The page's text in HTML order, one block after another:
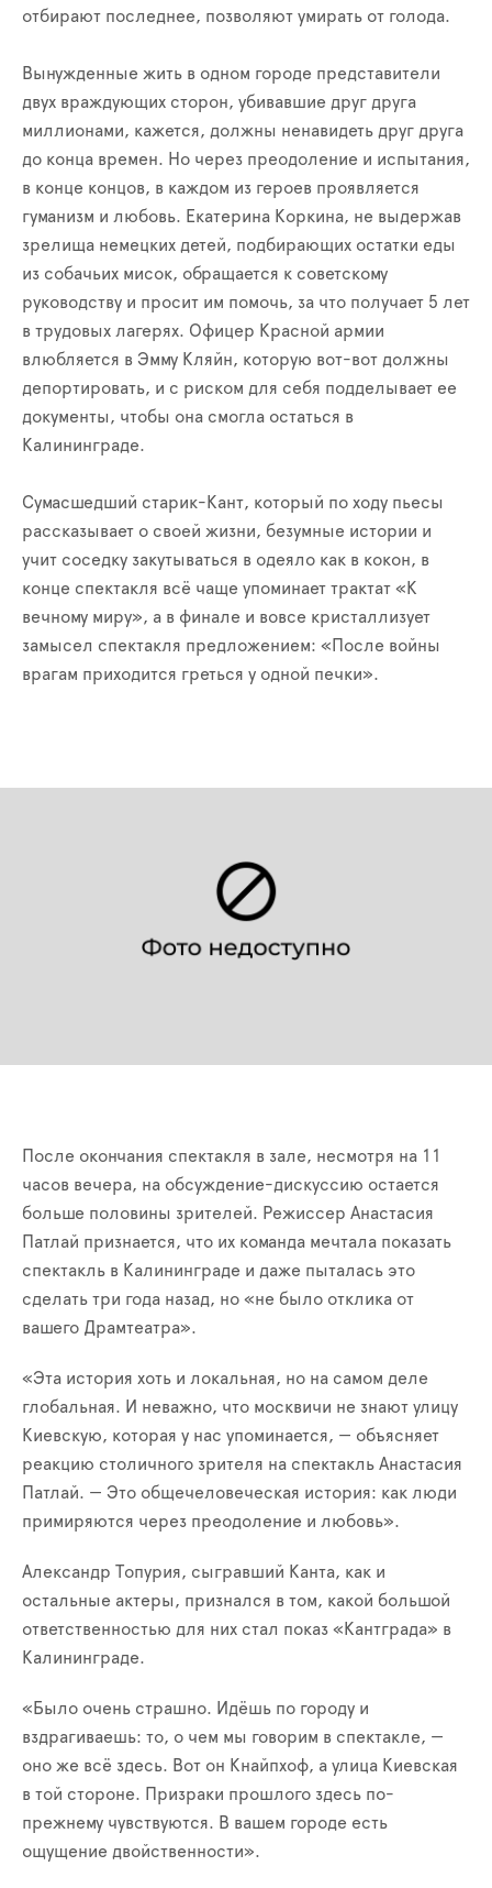
отбирают последнее, позволяют умирать от голода.
Вынужденные жить в одном городе представители
двух враждующих сторон, убивавшие друг друга
миллионами, кажется, должны ненавидеть друг друга
до конца времен. Но через преодоление и испытания,
в конце концов, в каждом из героев проявляется
гуманизм и любовь. Екатерина Коркина, не выдержав
зрелища немецких детей, подбирающих остатки еды
из собачьих мисок, обращается к советскому
руководству и просит им помочь, за что получает 5 лет
в трудовых лагерях. Офицер Красной армии
влюбляется в Эмму Кляйн, которую вот-вот должны
депортировать, и с риском для себя подделывает ее
документы, чтобы она смогла остаться в
Калининграде.
Сумасшедший старик-Кант, который по ходу пьесы
рассказывает о своей жизни, безумные истории и
учит соседку закутываться в одеяло как в кокон, в
конце спектакля всё чаще упоминает трактат «К
вечному миру», а в финале и вовсе кристаллизует
замысел спектакля предложением: «После войны
врагам приходится греться у одной печки».
После окончания спектакля в зале, несмотря на 11
часов вечера, на обсуждение-дискуссию остается
больше половины зрителей. Режиссер Анастасия
Патлай признается, что их команда мечтала показать
спектакль в Калининграде и даже пыталась это
сделать три года назад, но «не было отклика от
вашего Драмтеатра».
«Эта история хоть и локальная, но на самом деле
глобальная. И неважно, что москвичи не знают улицу
Киевскую, которая у нас упоминается, — объясняет
реакцию столичного зрителя на спектакль Анастасия
Патлай. — Это общечеловеческая история: как люди
примиряются через преодоление и любовь».
Александр Топурия, сыгравший Канта, как и
остальные актеры, признался в том, какой большой
ответственностью для них стал показ «Кантграда» в
Калининграде.
«Было очень страшно. Идёшь по городу и
вздрагиваешь: то, о чем мы говорим в спектакле, —
оно же всё здесь. Вот он Кнайпхоф, а улица Киевская
в той стороне. Призраки прошлого здесь по-
прежнему чувствуются. В вашем городе есть
ощущение двойственности».